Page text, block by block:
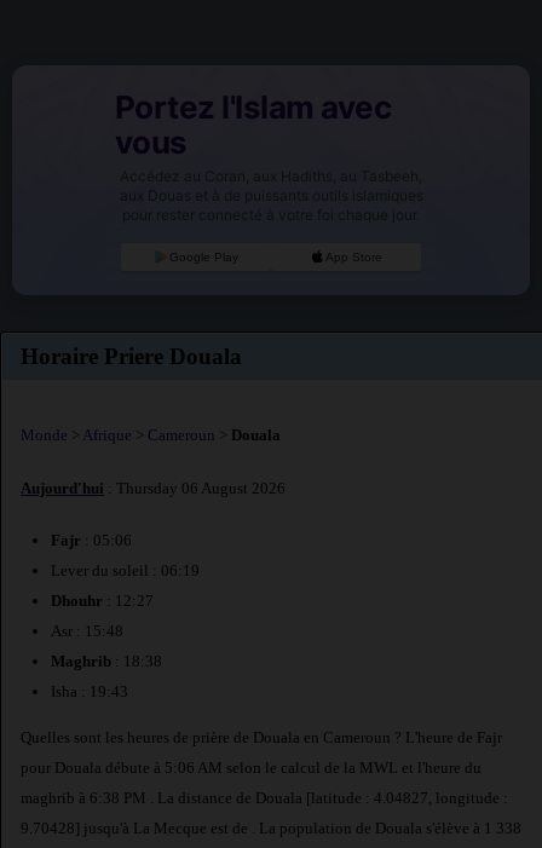
Portez l'Islam avec
vous
Accédez au Coran, aux Hadiths, au Tasbeeh,
aux Douas et à de puissants outils islamiques
pour rester connecté à votre foi chaque jour.
Google Play App Store
Horaire Priere Douala
Monde > Afrique > Cameroun > Douala
Aujourd'hui : Thursday 06 August 2026
Fajr : 05:06
Lever du soleil : 06:19
Dhouhr : 12:27
Asr : 15:48
Maghrib : 18:38
Isha : 19:43
Quelles sont les heures de prière de Douala en Cameroun ? L'heure de Fajr
pour Douala débute à 5:06 AM selon le calcul de la MWL et l'heure du
maghrib à 6:38 PM . La distance de Douala [latitude : 4.04827, longitude :
9.70428] jusqu'à La Mecque est de . La population de Douala s'élève à 1 338